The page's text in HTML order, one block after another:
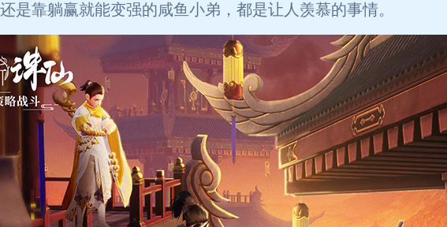
是靠躺赢就能变强的咸鱼小弟，都是让人羡慕的事情。